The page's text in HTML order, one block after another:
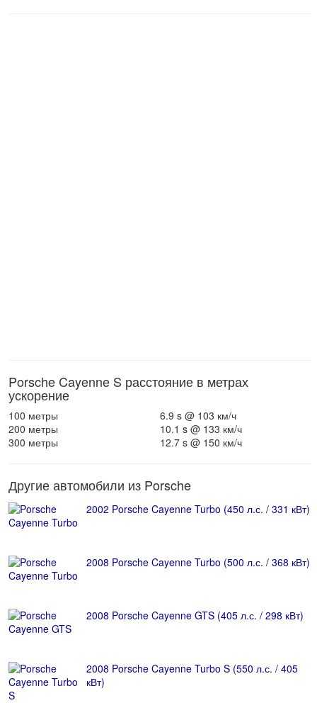
Porsche Cayenne S расстояние в метрах
ускорение
100 метры
6.9 s @ 103 км/ч
200 метры
10.1 s @ 133 км/ч
300 метры
12.7 s @ 150 км/ч
Другие автомобили из Porsche
2002 Porsche Cayenne Turbo (450 л.с. / 331 кВт)
2008 Porsche Cayenne Turbo (500 л.с. / 368 кВт)
2008 Porsche Cayenne GTS (405 л.с. / 298 кВт)
2008 Porsche Cayenne Turbo S (550 л.с. / 405
кВт)